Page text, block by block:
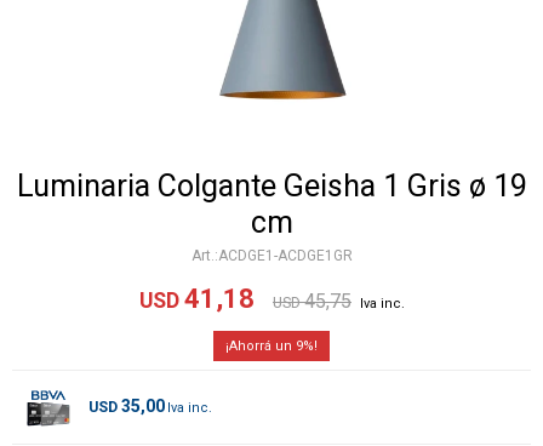
Luminaria Colgante Geisha 1 Gris ø 19
cm
ACDGE1-ACDGE1GR
USD 41,18 USD 45,75
9
USD 35,00